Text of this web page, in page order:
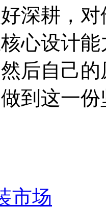
深耕，
心设计
后自己
到这一
市场